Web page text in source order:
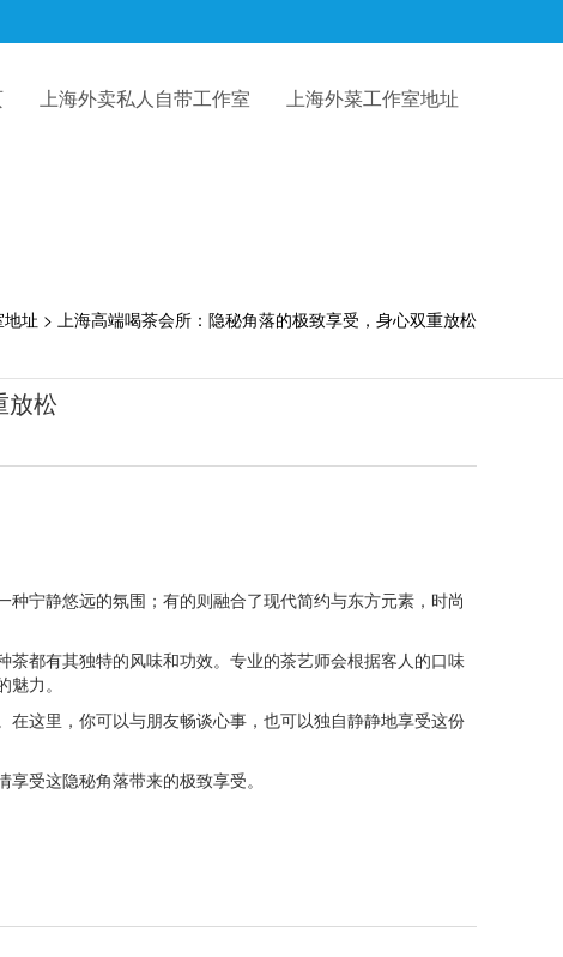
上海外卖私人自带工作室 上海外菜工作室地址
址 > 上海高端喝茶会所：隐秘角落的极致享受，身心双重放松
放松
宁静悠远的氛围；有的则融合了现代简约与东方元素，时尚
都有其独特的风味和功效。专业的茶艺师会根据客人的口味
力。
这里，你可以与朋友畅谈心事，也可以独自静静地享受这份
受这隐秘角落带来的极致享受。